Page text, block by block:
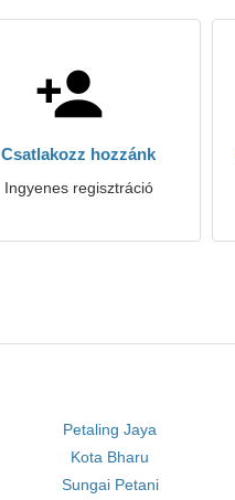
Csatlakozz hozzánk
Ingyenes regisztráció
Petaling Jaya
Kota Bharu
Sungai Petani